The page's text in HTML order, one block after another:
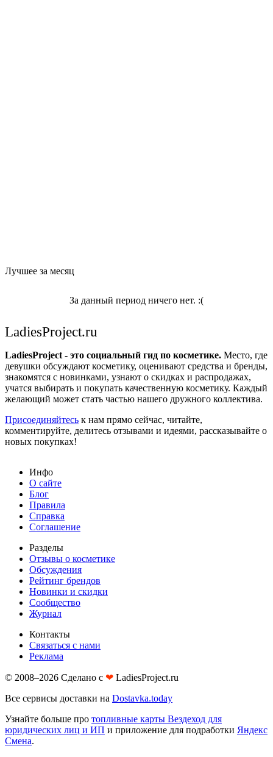
Лучшее за месяц
За данный период ничего нет. :(
LadiesProject.ru
LadiesProject - это социальный гид по косметике. Место, где
девушки обсуждают косметику, оценивают средства и бренды,
знакомятся с новинками, узнают о скидках и распродажах,
учатся выбирать и покупать качественную косметику. Каждый
желающий может стать частью нашего дружного коллектива.
Присоединяйтесь к нам прямо сейчас, читайте,
комментируйте, делитесь отзывами и идеями, рассказывайте о
новых покупках!
Инфо
О сайте
Блог
Правила
Справка
Соглашение
Разделы
Отзывы о косметике
Обсуждения
Рейтинг брендов
Новинки и скидки
Сообщество
Журнал
Контакты
Связаться с нами
Реклама
© 2008–2026 Сделано с ❤︎ LadiesProject.ru
Все сервисы доставки на Dostavka.today
Узнайте больше про топливные карты Вездеход для
юридических лиц и ИП и приложение для подработки Яндекс
Смена.